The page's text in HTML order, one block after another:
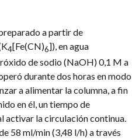
a partir de
4[Fe(CN)6]), en agua
de sodio (NaOH) 0,1 M a
durante dos horas en modo
a alimentar la columna, a fin
en él, un tiempo de
activar la circulación continua.
58 ml/min (3,48 l/h) a través